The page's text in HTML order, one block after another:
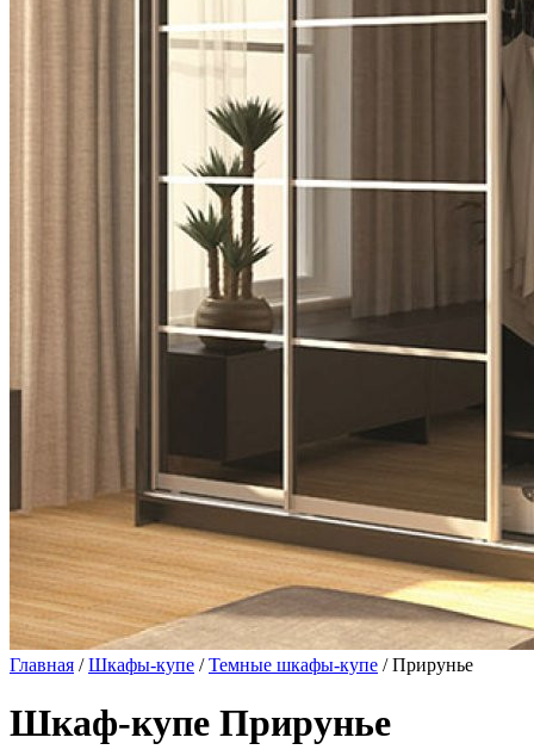
Главная /Шкафы-купе /Темные шкафы-купе / Прирунье
Шкаф-купе Прирунье